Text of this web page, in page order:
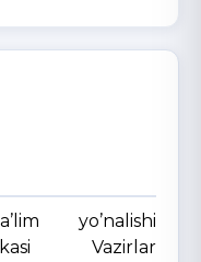
yo’nalishi
Vazirlar